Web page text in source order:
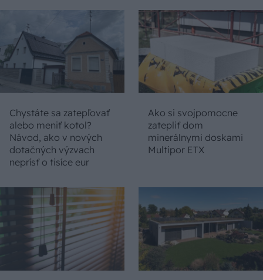
Chystáte sa zatepľovať
alebo meniť kotol?
Návod, ako v nových
dotačných výzvach
neprísť o tisíce eur
Ako si svojpomocne
zatepliť dom
minerálnymi doskami
Multipor ETX